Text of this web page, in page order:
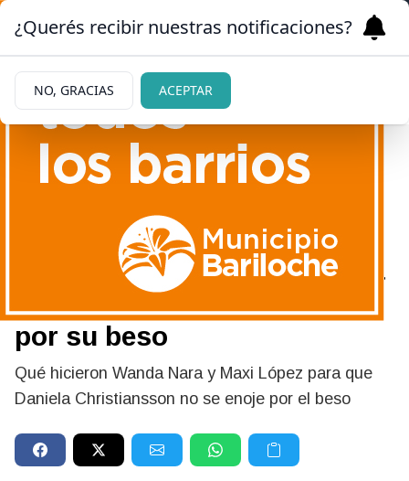
El secreto de Wanda Nara y
Maxi López para que Daniela
Christiansson no se enoje
por su beso
Qué hicieron Wanda Nara y Maxi López para que
Daniela Christiansson no se enoje por el beso
¿Querés recibir nuestras notificaciones?
NO, GRACIAS ACEPTAR